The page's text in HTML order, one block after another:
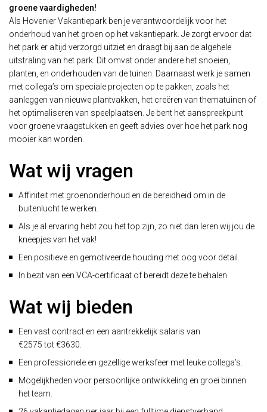
groene vaardigheden!
Als Hovenier Vakantiepark ben je verantwoordelijk voor het
onderhoud van het groen op het vakantiepark. Je zorgt ervoor dat
het park er altijd verzorgd uitziet en draagt bij aan de algehele
uitstraling van het park. Dit omvat onder andere het snoeien,
planten, en onderhouden van de tuinen. Daarnaast werk je samen
met collega’s om speciale projecten op te pakken, zoals het
aanleggen van nieuwe plantvakken, het creëren van thematuinen of
het optimaliseren van speelplaatsen. Je bent het aanspreekpunt
voor groene vraagstukken en geeft advies over hoe het park nog
mooier kan worden.
Wat wij vragen
Affiniteit met groenonderhoud en de bereidheid om in de
buitenlucht te werken.
Als je al ervaring hebt zou het top zijn, zo niet dan leren wij jou de
kneepjes van het vak!
Een positieve en gemotiveerde houding met oog voor detail.
In bezit van een VCA-certificaat of bereidt deze te behalen.
Wat wij bieden
Een vast contract en een aantrekkelijk salaris van
€2575 tot €3630.
Een professionele en gezellige werksfeer met leuke collega’s.
Mogelijkheden voor persoonlijke ontwikkeling en groei binnen
het team.